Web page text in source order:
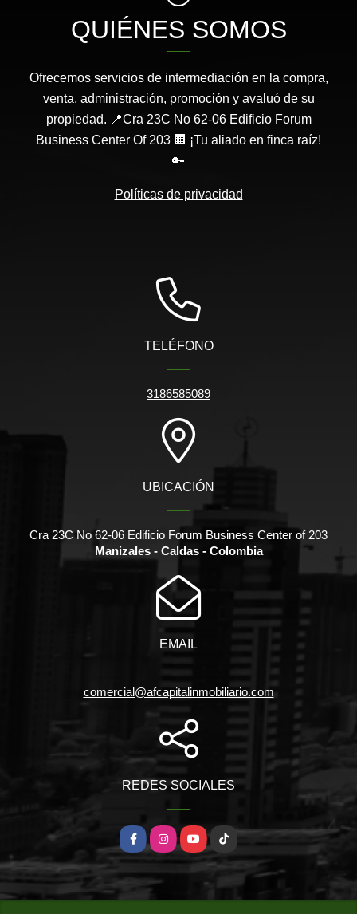
QUIÉNES SOMOS
Ofrecemos servicios de intermediación en la compra,
venta, administración, promoción y avaluó de su
propiedad. 📍Cra 23C No 62-06 Edificio Forum
Business Center Of 203 🏢 ¡Tu aliado en finca raíz!
🔑
Políticas de privacidad
TELÉFONO
3186585089
UBICACIÓN
Cra 23C No 62-06 Edificio Forum Business Center of 203
Manizales - Caldas - Colombia
EMAIL
comercial@afcapitalinmobiliario.com
REDES SOCIALES
FacebookInstagramYouTubeTikTok